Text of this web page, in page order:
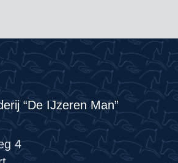
“De IJzeren Man”
4